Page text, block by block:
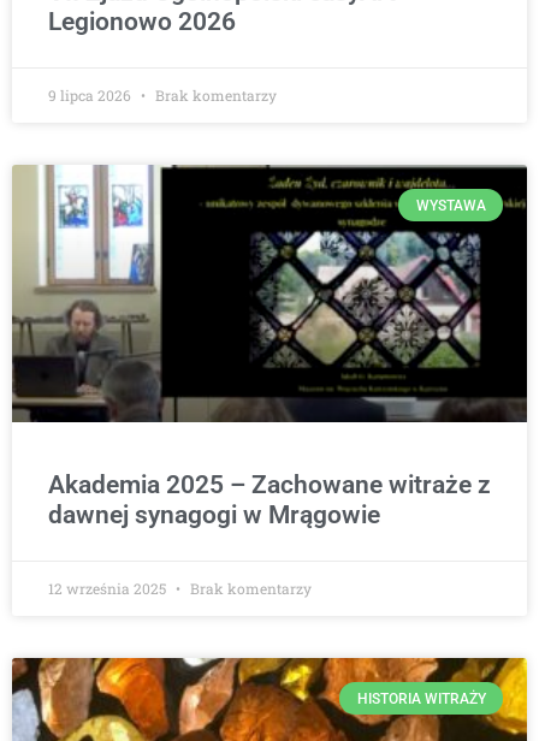
Legionowo 2026
9 lipca 2026 Brak komentarzy
WYSTAWA
Akademia 2025 – Zachowane witraże z
dawnej synagogi w Mrągowie
12 września 2025 Brak komentarzy
HISTORIA WITRAŻY